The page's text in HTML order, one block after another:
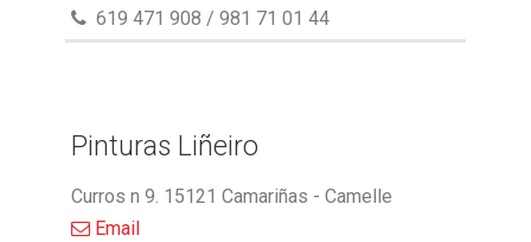
619 471 908 / 981 71 01 44
Pinturas Liñeiro
Curros n 9. 15121 Camariñas - Camelle
Email